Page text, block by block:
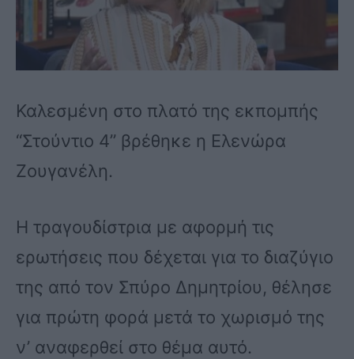
Καλεσμένη στο πλατό της εκπομπής
“Στούντιο 4” βρέθηκε η Ελενώρα
Ζουγανέλη.
Η τραγουδίστρια με αφορμή τις
ερωτήσεις που δέχεται για το διαζύγιο
της από τον Σπύρο Δημητρίου, θέλησε
για πρώτη φορά μετά το χωρισμό της
ν’ αναφερθεί στο θέμα αυτό.